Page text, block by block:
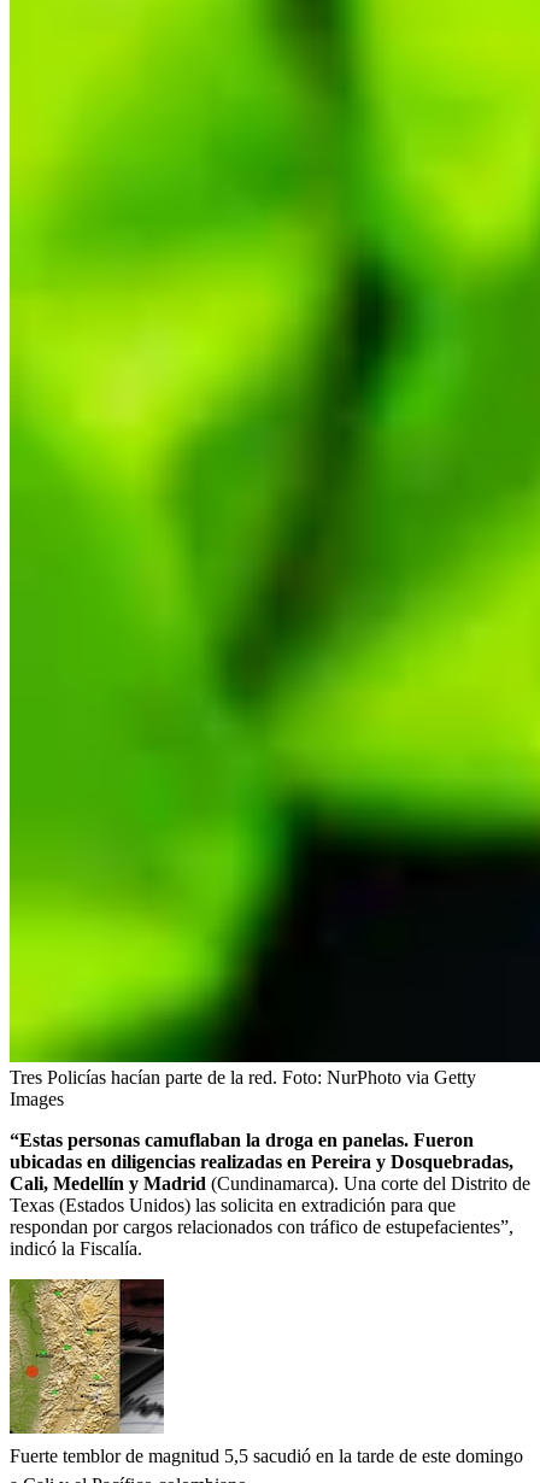
Tres Policías hacían parte de la red. Foto: NurPhoto via Getty
Images
“Estas personas camuflaban la droga en panelas. Fueron
ubicadas en diligencias realizadas en Pereira y Dosquebradas,
Cali, Medellín y Madrid (Cundinamarca). Una corte del Distrito de
Texas (Estados Unidos) las solicita en extradición para que
respondan por cargos relacionados con tráfico de estupefacientes”,
indicó la Fiscalía.
Fuerte temblor de magnitud 5,5 sacudió en la tarde de este domingo